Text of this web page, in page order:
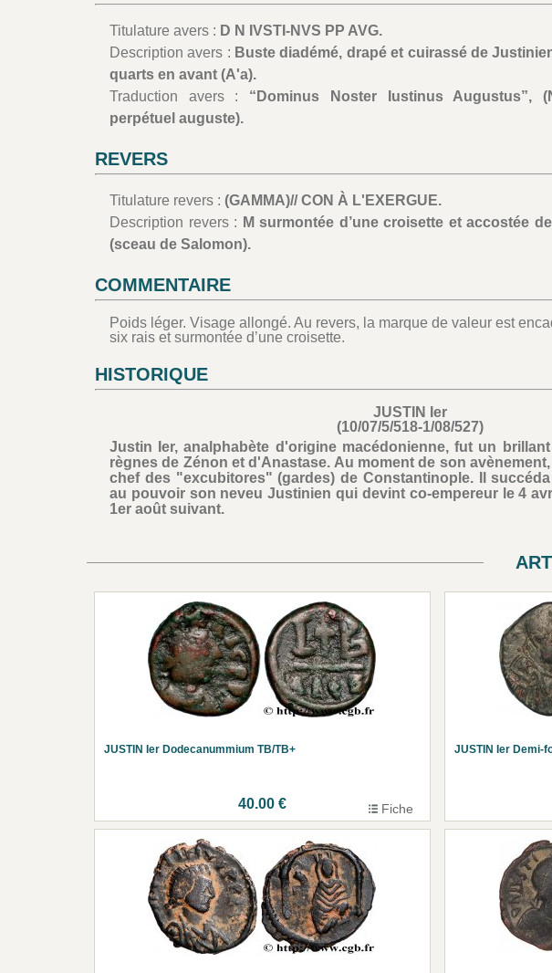
Titulature avers : D N IVSTI-NVS PP AVG.
Description avers : Buste diadémé, drapé et cuirassé de
quarts en avant (A'a).
Traduction avers : “Dominus Noster Iustinus Augustus”,
perpétuel auguste).
REVERS
Titulature revers : (GAMMA)// CON À L'EXERGUE.
Description revers : M surmontée d’une croisette et accostée
(sceau de Salomon).
COMMENTAIRE
Poids léger. Visage allongé. Au revers, la marque de valeur est
six rais et surmontée d’une croisette.
HISTORIQUE
JUSTIN Ier
(10/07/5/518-1/08/527)
Justin Ier, analphabète d'origine macédonienne, fut un
règnes de Zénon et d'Anastase. Au moment de son
chef des "excubitores" (gardes) de Constantinople. Il
au pouvoir son neveu Justinien qui devint co-empereur le 4
1er août suivant.
JUSTIN Ier Dodecanummium TB/TB+
40.00 € Fiche
JUSTIN Ier Demi-